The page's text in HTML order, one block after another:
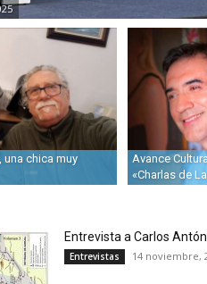
una chica muy
Avance
«Charlas de
Entrevista a Carlos Antón
Entrevistas 14 noviembre,